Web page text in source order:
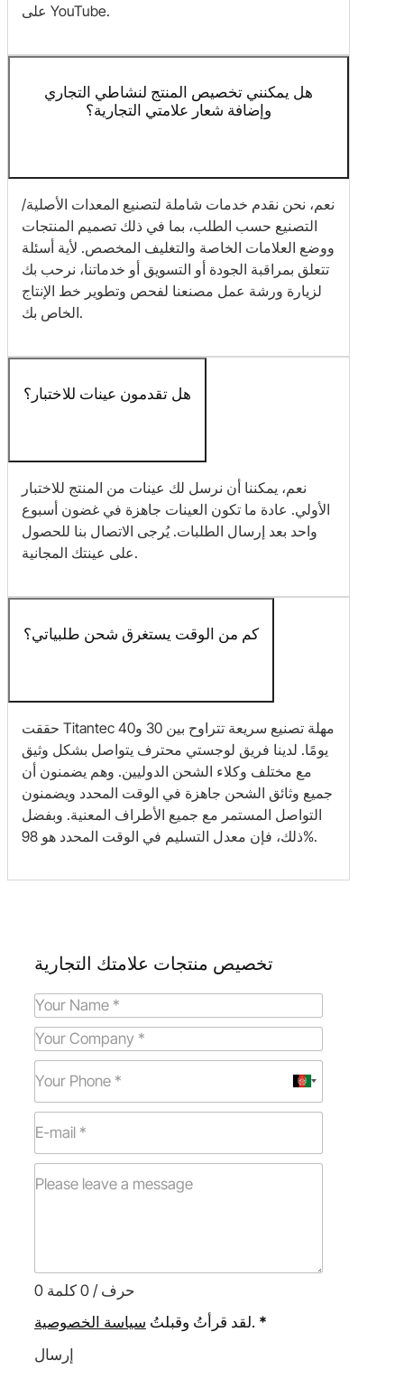
على YouTube.
هل يمكنني تخصيص المنتج لنشاطي التجاري
وإضافة شعار علامتي التجارية؟
نعم، نحن نقدم خدمات شاملة لتصنيع المعدات الأصلية/
التصنيع حسب الطلب، بما في ذلك تصميم المنتجات
ووضع العلامات الخاصة والتغليف المخصص. لأية أسئلة
تتعلق بمراقبة الجودة أو التسويق أو خدماتنا، نرحب بك
لزيارة ورشة عمل مصنعنا لفحص وتطوير خط الإنتاج
الخاص بك.
هل تقدمون عينات للاختبار؟
نعم، يمكننا أن نرسل لك عينات من المنتج للاختبار
الأولي. عادة ما تكون العينات جاهزة في غضون أسبوع
واحد بعد إرسال الطلبات. يُرجى الاتصال بنا للحصول
على عينتك المجانية.
كم من الوقت يستغرق شحن طلبياتي؟
حققت Titantec مهلة تصنيع سريعة تتراوح بين 30 و40
يومًا. لدينا فريق لوجستي محترف يتواصل بشكل وثيق
مع مختلف وكلاء الشحن الدوليين. وهم يضمنون أن
جميع وثائق الشحن جاهزة في الوقت المحدد ويضمنون
التواصل المستمر مع جميع الأطراف المعنية. وبفضل
ذلك، فإن معدل التسليم في الوقت المحدد هو 98%.
تخصيص منتجات علامتك التجارية
0 حرف / 0 كلمة
لقد قرأتُ وقبلتُ سياسة الخصوصية . *
إرسال